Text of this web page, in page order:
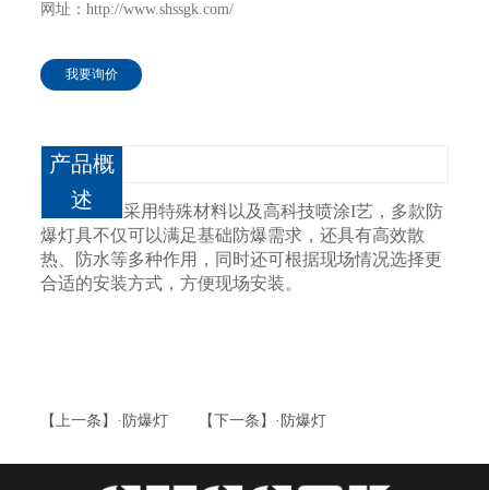
网址：http://www.shssgk.com/
我要询价
产品概
述
采用特殊材料以及高科技喷涂I艺，多款防
爆灯具不仅可以满足基础防爆需求，还具有高效散
热、防水等多种作用，同时还可根据现场情况选择更
合适的安装方式，方便现场安装。
【上一条】·防爆灯 【下一条】·防爆灯